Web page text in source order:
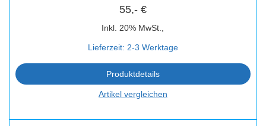
55,- €
Inkl. 20% MwSt.,
Lieferzeit: 2-3 Werktage
Produktdetails
Artikel vergleichen